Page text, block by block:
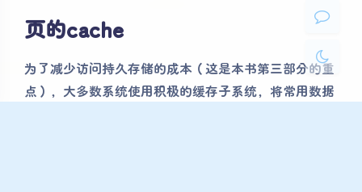
页的cache
为了减少访问持久存储的成本（这是本书第三部分的重
点），大多数系统使用积极的缓存子系统，将常用数据